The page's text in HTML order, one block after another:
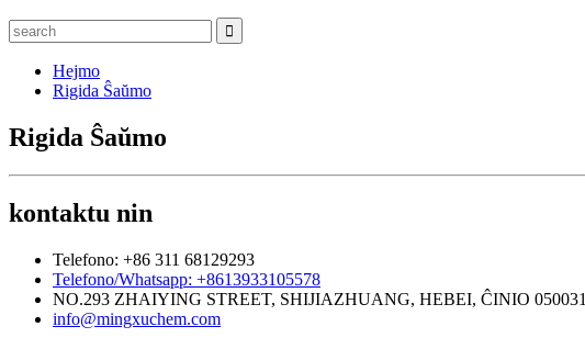
Hejmo
Rigida Ŝaŭmo
Rigida Ŝaŭmo
kontaktu nin
Telefono: +86 311 68129293
Telefono/Whatsapp: +8613933105578
NO.293 ZHAIYING STREET, SHIJIAZHUANG, HEBEI, ĈINIO 050031
info@mingxuchem.com